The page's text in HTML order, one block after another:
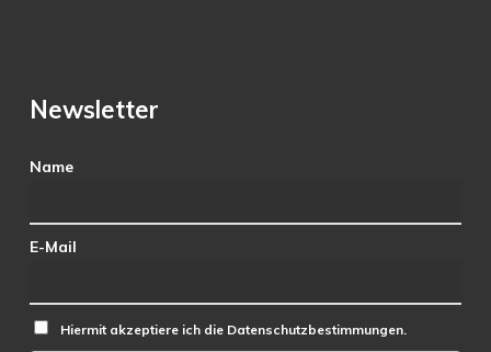
Newsletter
Name
E-Mail
Hiermit akzeptiere ich die Datenschutzbestimmungen.